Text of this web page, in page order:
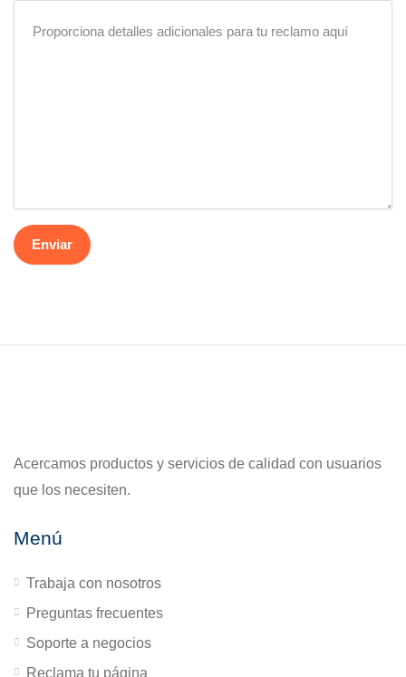
Acercamos productos y servicios de calidad con usuarios
que los necesiten.
Menú
Trabaja con nosotros
Preguntas frecuentes
Soporte a negocios
Reclama tu página